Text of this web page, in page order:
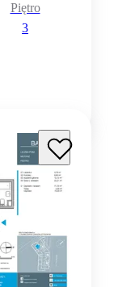
Piętro
3